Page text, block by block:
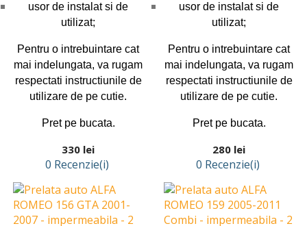
usor de instalat si de
utilizat;
Pentru o intrebuintare cat
mai indelungata, va rugam
respectati instructiunile de
utilizare de pe cutie.
Pret pe bucata.
Preț
330 lei
0 Recenzie(i)
usor de instalat si de
utilizat;
Pentru o intrebuintare cat
mai indelungata, va rugam
respectati instructiunile de
utilizare de pe cutie.
Pret pe bucata.
Preț
280 lei
0 Recenzie(i)